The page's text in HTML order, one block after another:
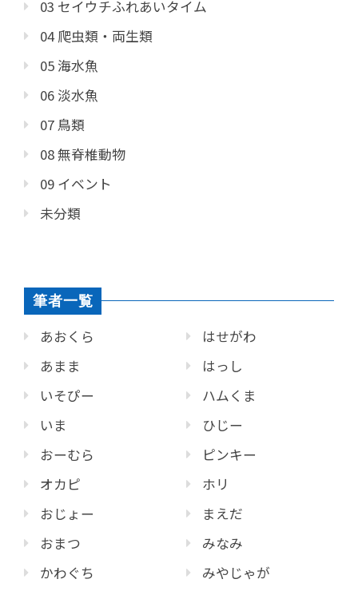
03 セイウチふれあいタイム
04 爬虫類・両生類
05 海水魚
06 淡水魚
07 鳥類
08 無脊椎動物
09 イベント
未分類
筆者一覧
あおくら
あまま
いそぴー
いま
おーむら
オカピ
おじょー
おまつ
かわぐち
はせがわ
はっし
ハムくま
ひじー
ピンキー
ホリ
まえだ
みなみ
みやじゃが